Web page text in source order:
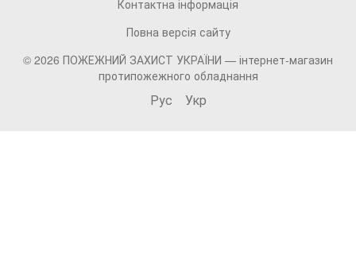
Контактна інформація
Повна версія сайту
© 2026 ПОЖЕЖНИЙ ЗАХИСТ УКРАЇНИ — інтернет-магазин
протипожежного обладнання
Рус Укр